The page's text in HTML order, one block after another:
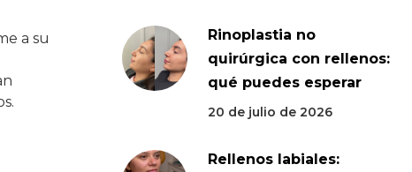
a su
Rinoplastia no
quirúrgica con rellenos:
qué puedes esperar
20 de julio de 2026
Rellenos labiales: